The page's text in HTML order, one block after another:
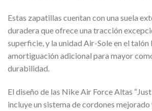
Estas zapatillas cuentan con una suela
duradera que ofrece una tracción
superficie, y la unidad Air-Sole en el talón
amortiguación adicional para mayor
durabilidad.
El diseño de las Nike Air Force Altas
incluye un sistema de cordones mejorado